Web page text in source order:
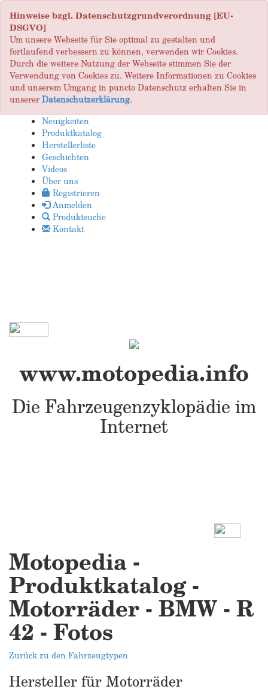
Hinweise bzgl. Datenschutzgrundverordnung [EU-
DSGVO]
Um unsere Webseite für Sie optimal zu gestalten und
fortlaufend verbessern zu können, verwenden wir Cookies.
Durch die weitere Nutzung der Webseite stimmen Sie der
Verwendung von Cookies zu. Weitere Informationen zu Cookies
und unserem Umgang in puncto Datenschutz erhalten Sie in
unsererDatenschutzerklärung.
Neuigkeiten
Produktkatalog
Herstellerliste
Geschichten
Videos
Über uns
Registrieren
Anmelden
Produktsuche
Kontakt
www.motopedia.info
Die Fahrzeugenzyklopädie im
Internet
Motopedia -
Produktkatalog -
Motorräder - BMW - R
42 - Fotos
Zurück zu den Fahrzeugtypen
Hersteller für Motorräder